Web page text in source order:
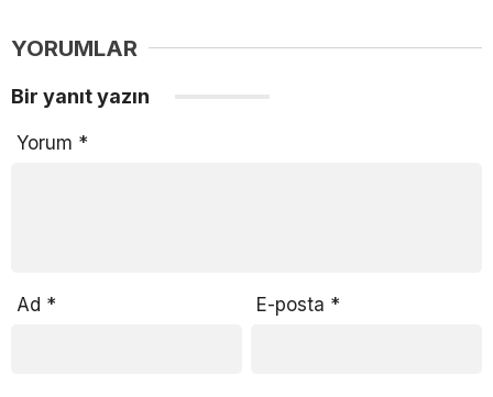
YORUMLAR
Bir yanıt yazın
Yorum *
Ad * E-posta *